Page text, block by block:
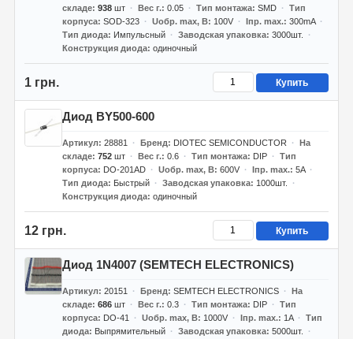
складе 938шт Вес г. 0.05 Тип монтажа SMD
Тип
корпуса SOD-323 Uобр. max, В 100V Iпр. max. 300mA
Тип диода
Импульсный Заводская упаковка 3000шт.
Конструкция диода одиночный
1 грн. Купить
Диод BY500-600
Артикул 28881 Бренд DIOTEC SEMICONDUCTOR
На
складе 752шт Вес г. 0.6 Тип монтажа DIP
Тип
корпуса
DO-201AD Uобр. max, В 600V Iпр. max. 5A
Тип диода
Быстрый Заводская упаковка
1000шт.
Конструкция диода одиночный
12 грн. Купить
Диод 1N4007 (SEMTECH ELECTRONICS)
Артикул 20151 Бренд SEMTECH ELECTRONICS
На
складе 686шт Вес г. 0.3 Тип монтажа DIP
Тип
корпуса
DO-41 Uобр. max, В 1000V Iпр. max. 1A
Тип
диода
Выпрямительный Заводская упаковка 5000шт.